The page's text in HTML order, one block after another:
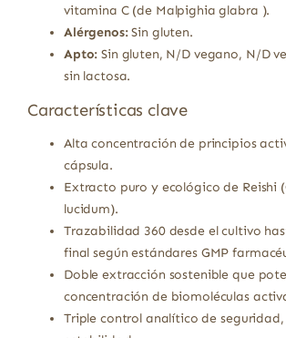
vitamina C (de Malpighia glabra ).
Alérgenos:Sin gluten.
Apto: Sin gluten, N/D vegano, N/D
sin lactosa.
Características clave
Alta concentración de principios
cápsula.
Extracto puro y ecológico de Reishi
lucidum).
Trazabilidad 360 desde el cultivo
final según estándares GMP
Doble extracción sostenible que
concentración de biomoléculas
Triple control analítico de